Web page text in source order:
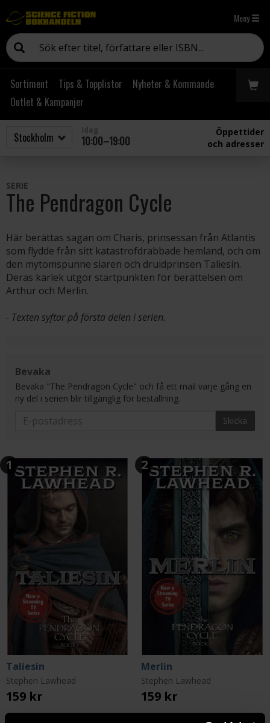
Meny
Sortiment Tips & Topplistor
Nyheter & Kommande
Outlet & Kampanjer
10:00–19:00
Öppettider
och adresser
SERIE
The Pendragon Cycle
Här berättas sagan om Charis, prinsessan från Atlantis
som flydde från sitt katastrofdrabbade hemland, och om
den mytomspunne siaren och druidprinsen Taliesin.
Deras kärlek utgör startpunkten för berättelsen om
Arthur och Merlin.
- Texten syftar på första delen i serien.
Bevaka
Bevaka "The Pendragon Cycle" och få ett mail varje gång en
ny del i serien blir tillgänglig för beställning.
Skicka
1
Taliesin
Stephen Lawhead
159 kr
2
Merlin
Stephen Lawhead
159 kr